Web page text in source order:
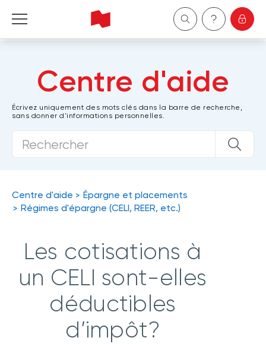
Entreprises
Gestion de patrimoine
Centre d'aide
Écrivez uniquement des mots clés dans la barre de recherche,
sans donner d'informations personnelles.
Centre d'aide
Épargne et placements
Régimes d'épargne (CELI, REER, etc.)
Les cotisations à
un CELI sont-elles
déductibles
d’impôt?